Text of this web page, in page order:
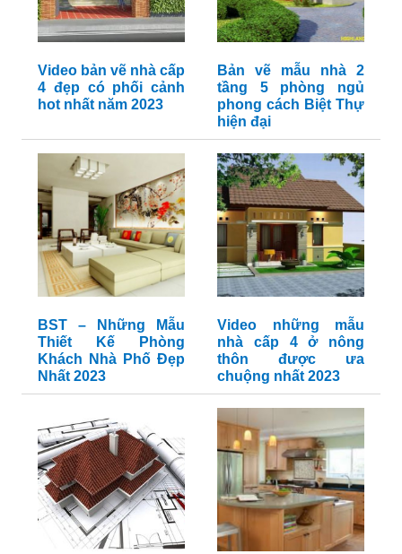
Video bản vẽ nhà cấp
4 đẹp có phối cảnh
hot nhất năm 2023
Bản vẽ mẫu nhà 2
tầng 5 phòng ngủ
phong cách Biệt Thự
hiện đại
BST – Những Mẫu
Thiết Kế Phòng
Khách Nhà Phố Đẹp
Nhất 2023
Video những mẫu
nhà cấp 4 ở nông
thôn được ưa
chuộng nhất 2023